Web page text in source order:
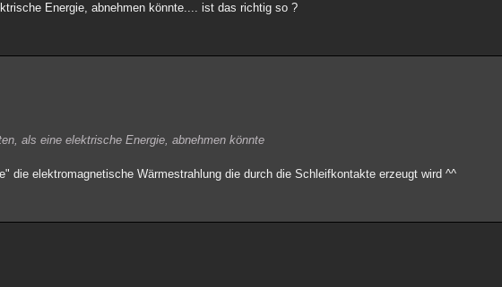
Energie, abnehmen könnte.... ist das richtig so ?
als eine elektrische Energie, abnehmen könnte
die elektromagnetische Wärmestrahlung die durch die Schleifkontakte erzeugt wird ^^